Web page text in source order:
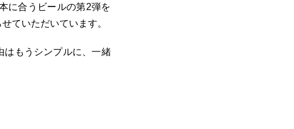
に合うビールの第2弾を
ていただいています。
はもうシンプルに、一緒